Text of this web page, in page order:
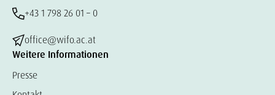
+43 1 798 26 01 – 0
office@wifo.ac.at
Weitere Informationen
Presse